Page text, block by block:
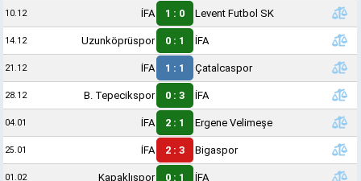
10.12 İFA 1 : 0 Levent Futbol SK
14.12 Uzunköprüspor 0 : 1 İFA
21.12 İFA 1 : 1 Çatalcaspor
28.12 B. Tepecikspor 0 : 3 İFA
04.01 İFA 2 : 1 Ergene Velimeşe
25.01 İFA 2 : 3 Bigaspor
01.02 Kapaklıspor 0 : 1 İFA